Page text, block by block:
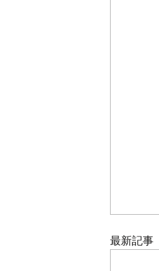
最新記事